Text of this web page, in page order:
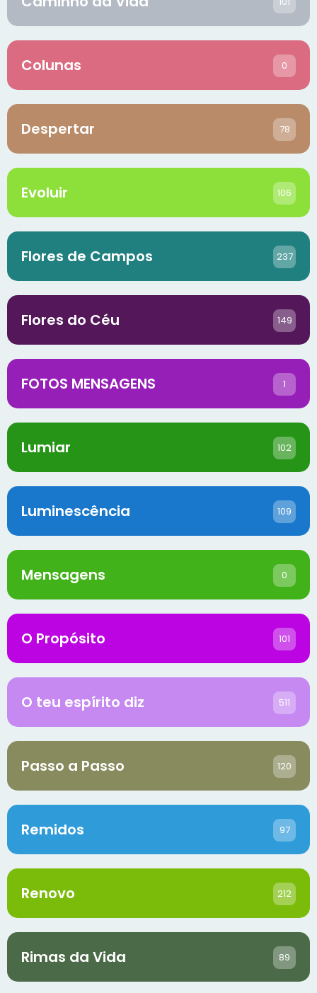
Colunas 0
Despertar 78
Evoluir 106
Flores de Campos 237
Flores do Céu 149
FOTOS MENSAGENS 1
Lumiar 102
Luminescência 109
Mensagens 0
O Propósito 101
O teu espírito diz 511
Passo a Passo 120
Remidos 97
Renovo 212
Rimas da Vida 89